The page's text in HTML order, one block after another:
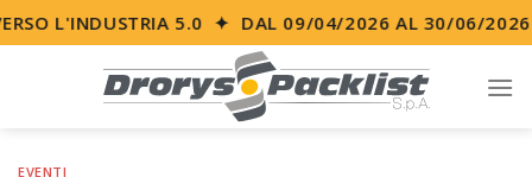
Skip
to
L'INDUSTRIA 5.0 ✦ DAL 09/04/2026 AL 30/06/2026
EVENTI